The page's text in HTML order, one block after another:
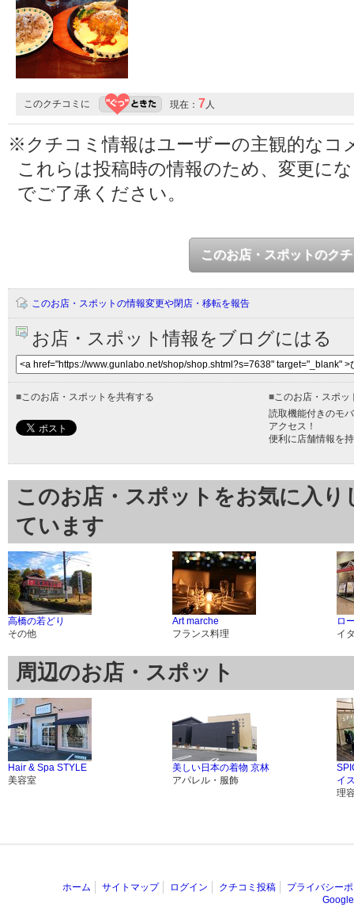
このクチコミに 現在： 7人
※クチコミ情報はユーザーの主観的なコ
これらは投稿時の情報のため、変更に
でご了承ください。
このお店・スポットのク
このお店・スポットの情報変更や閉店・移転を報告
お店・スポット情報をブログにはる
■このお店・スポットを共有する ■このお店・スポッ
読取機能付きのモ
アクセス！
便利に店舗情報を
このお店・スポットをお気に入
ています
高橋の若どり
その他
Art marche
フランス料理
ロ
イ
周辺のお店・スポット
Hair & Spa STYLE
美容室
美しい日本の着物 京林
アパレル・服飾
イ
理
ホーム サイトマップ ログイン クチコミ投稿
プライバシー